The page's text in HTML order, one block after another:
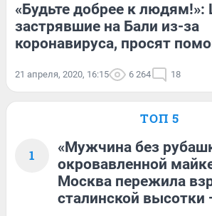
«Будьте добрее к
застрявшие на Бали из-за
коронавируса, просят
21 апреля, 2020, 16:15 6 264 18
ТОП 5
1
«Мужчина без
окровавленной
Москва пережила
сталинской